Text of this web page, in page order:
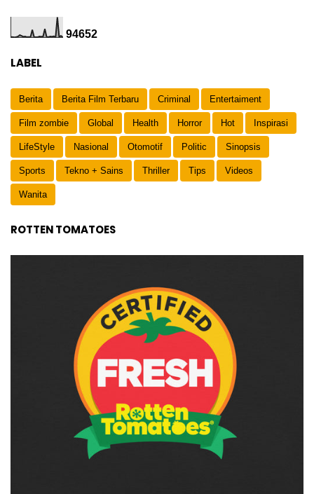
94652
LABEL
Berita Berita Film Terbaru Criminal Entertaiment
Film zombie Global Health Horror Hot Inspirasi
LifeStyle Nasional Otomotif Politic Sinopsis
Sports Tekno + Sains Thriller Tips Videos
Wanita
ROTTEN TOMATOES